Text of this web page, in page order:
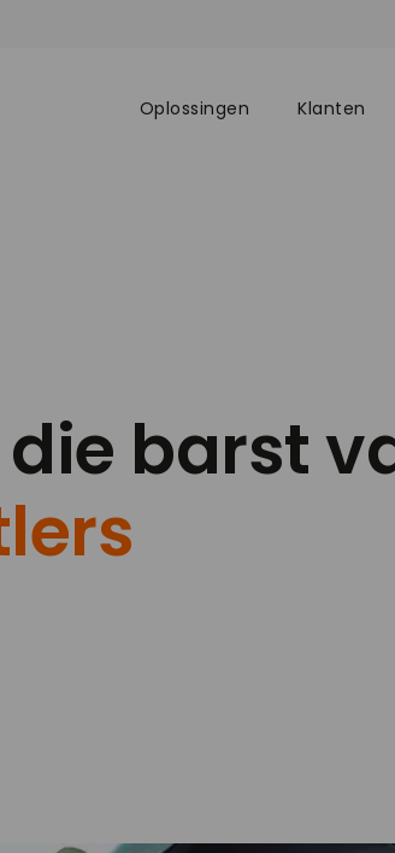
Oplossingen Klanten
die barst